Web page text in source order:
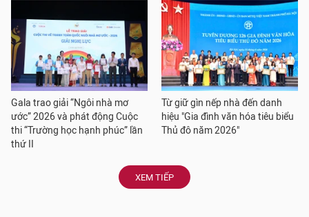
Gala trao giải “Ngôi nhà mơ
ước” 2026 và phát động Cuộc
thi “Trường học hạnh phúc” lần
thứ II
Từ giữ gìn nếp nhà đến danh
hiệu "Gia đình văn hóa tiêu biểu
Thủ đô năm 2026"
XEM TIẾP